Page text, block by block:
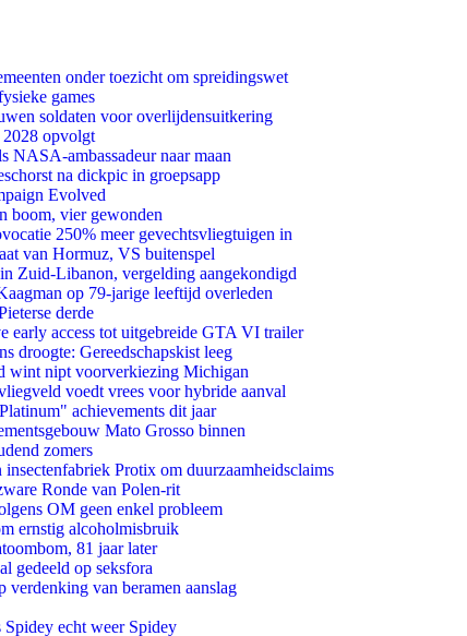
onder toezicht om spreidingswet
games
soldaten voor overlijdensuitkering
opvolgt
NASA-ambassadeur naar maan
na dickpic in groepsapp
Evolved
boom, vier gewonden
250% meer gevechtsvliegtuigen in
van Hormuz, VS buitenspel
Zuid-Libanon, vergelding aangekondigd
op 79-jarige leeftijd overleden
derde
early access tot uitgebreide GTA VI trailer
droogte: Gereedschapskist leeg
wint nipt voorverkiezing Michigan
voedt vrees voor hybride aanval
achievements dit jaar
Mato Grosso binnen
zomers
Protix om duurzaamheidsclaims
Ronde van Polen-rit
OM geen enkel probleem
ernstig alcoholmisbruik
81 jaar later
gedeeld op seksfora
van beramen aanslag
echt weer Spidey